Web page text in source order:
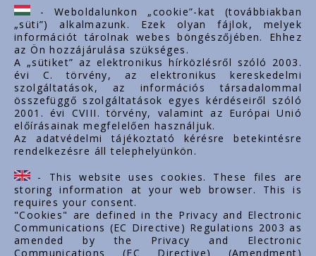
Fontos linkek
Rólunk
Dokumentumok
Kapcsolat
Karrier
Cég adatok
Tárhely adatok
Támogatások
- Weboldalunkon „cookie”-kat (továbbiakban
„süti”) alkalmazunk. Ezek olyan fájlok, melyek
információt tárolnak webes böngészőjében. Ehhez
az Ön hozzájárulása szükséges.
A „sütiket” az elektronikus hírközlésről szóló 2003.
évi C. törvény, az elektronikus kereskedelmi
szolgáltatások, az információs társadalommal
összefüggő szolgáltatások egyes kérdéseiről szóló
2001. évi CVIII. törvény, valamint az Európai Unió
előírásainak megfelelően használjuk.
Az adatvédelmi tájékoztató kérésre betekintésre
rendelkezésre áll telephelyünkön.
- This website uses cookies. These files are
storing information at your web browser. This is
requires your consent.
"Cookies" are defined in the Privacy and Electronic
Communications (EC Directive) Regulations 2003 as
amended by the Privacy and Electronic
Communications (EC Directive) (Amendment)